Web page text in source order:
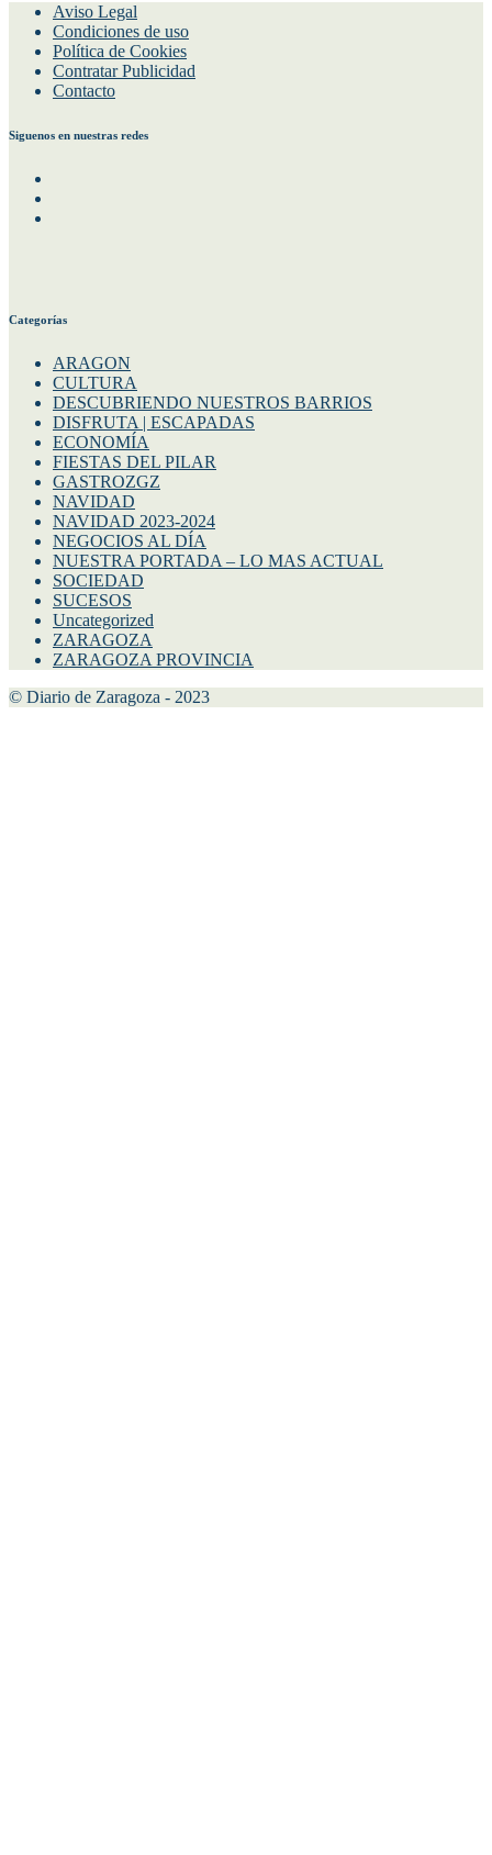
Aviso Legal
Condiciones de uso
Política de Cookies
Contratar Publicidad
Contacto
Siguenos en nuestras redes
Categorías
ARAGON
CULTURA
DESCUBRIENDO NUESTROS BARRIOS
DISFRUTA | ESCAPADAS
ECONOMÍA
FIESTAS DEL PILAR
GASTROZGZ
NAVIDAD
NAVIDAD 2023-2024
NEGOCIOS AL DÍA
NUESTRA PORTADA – LO MAS ACTUAL
SOCIEDAD
SUCESOS
Uncategorized
ZARAGOZA
ZARAGOZA PROVINCIA
© Diario de Zaragoza - 2023